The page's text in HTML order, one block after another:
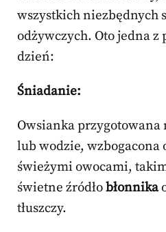
wszystkich niezbędnych
odżywczych. Oto jedna z
dzień:
Śniadanie:
Owsianka
lub wodzie, wzbogacona
świeżymi owocami,
świetne źródłobłonnika
tłuszczy.